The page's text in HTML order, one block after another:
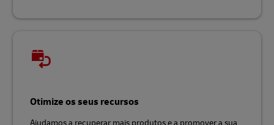
Otimize os seus recursos
Ajudamos a recuperar mais produtos e a promover a sua